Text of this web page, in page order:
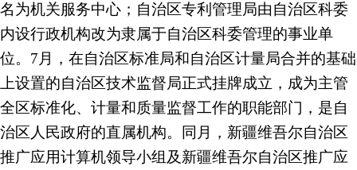
名为机关服务中心；自治区专利管理局由自治区科委
内设行政机构改为隶属于自治区科委管理的事业单
位。7月，在自治区标准局和自治区计量局合并的基础
上设置的自治区技术监督局正式挂牌成立，成为主管
全区标准化、计量和质量监督工作的职能部门，是自
治区人民政府的直属机构。同月，新疆维吾尔自治区
推广应用计算机领导小组及新疆维吾尔自治区推广应